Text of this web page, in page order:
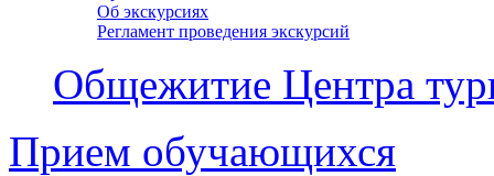
Об экскурсиях
Регламент проведения экскурсий
Общежитие Центра
Прием обучающихся